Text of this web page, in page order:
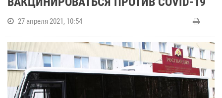
27 апреля 2021, 10:54